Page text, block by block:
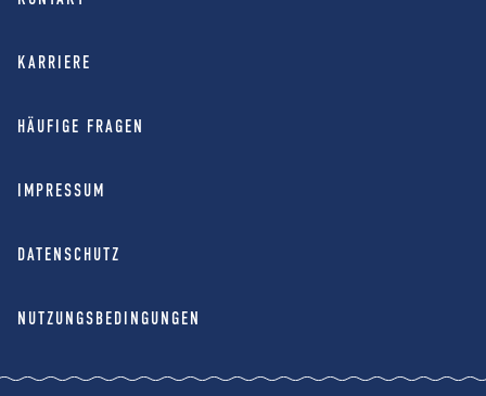
KARRIERE
HÄUFIGE FRAGEN
IMPRESSUM
DATENSCHUTZ
NUTZUNGSBEDINGUNGEN